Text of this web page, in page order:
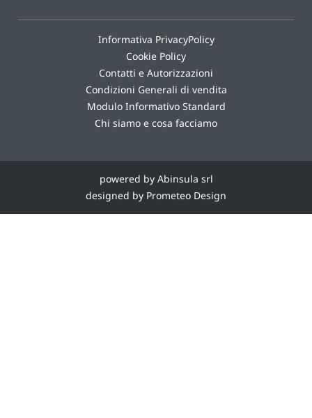
Informativa PrivacyPolicy
Cookie Policy
Contatti e Autorizzazioni
Condizioni Generali di vendita
Modulo Informativo Standard
Chi siamo e cosa facciamo
powered by Abinsula srl
designed by Prometeo Design